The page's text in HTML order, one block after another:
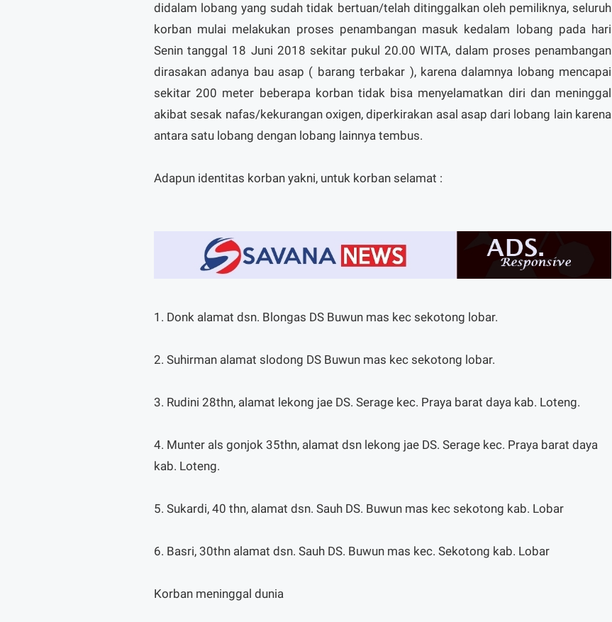
didalam lobang yang sudah tidak bertuan/telah ditinggalkan oleh pemiliknya, seluruh
korban mulai melakukan proses penambangan masuk kedalam lobang pada hari
Senin tanggal 18 Juni 2018 sekitar pukul 20.00 WITA, dalam proses penambangan
dirasakan adanya bau asap ( barang terbakar ), karena dalamnya lobang mencapai
sekitar 200 meter beberapa korban tidak bisa menyelamatkan diri dan meninggal
akibat sesak nafas/kekurangan oxigen, diperkirakan asal asap dari lobang lain karena
antara satu lobang dengan lobang lainnya tembus.
Adapun identitas korban yakni, untuk korban selamat :
1. Donk alamat dsn. Blongas DS Buwun mas kec sekotong lobar.
2. Suhirman alamat slodong DS Buwun mas kec sekotong lobar.
3. Rudini 28thn, alamat lekong jae DS. Serage kec. Praya barat daya kab. Loteng.
4. Munter als gonjok 35thn, alamat dsn lekong jae DS. Serage kec. Praya barat daya
kab. Loteng.
5. Sukardi, 40 thn, alamat dsn. Sauh DS. Buwun mas kec sekotong kab. Lobar
6. Basri, 30thn alamat dsn. Sauh DS. Buwun mas kec. Sekotong kab. Lobar
Korban meninggal dunia